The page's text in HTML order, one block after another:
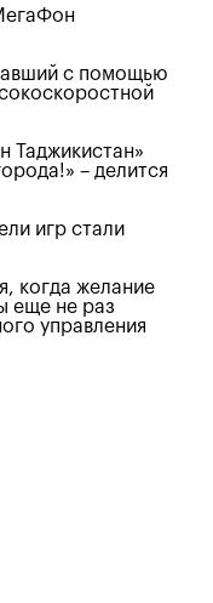
с помощью
Таджикистан»
– делится
игр стали
когда желание
еще не раз
управления